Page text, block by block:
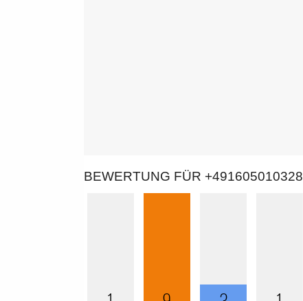
BEWERTUNG FÜR +491605010328